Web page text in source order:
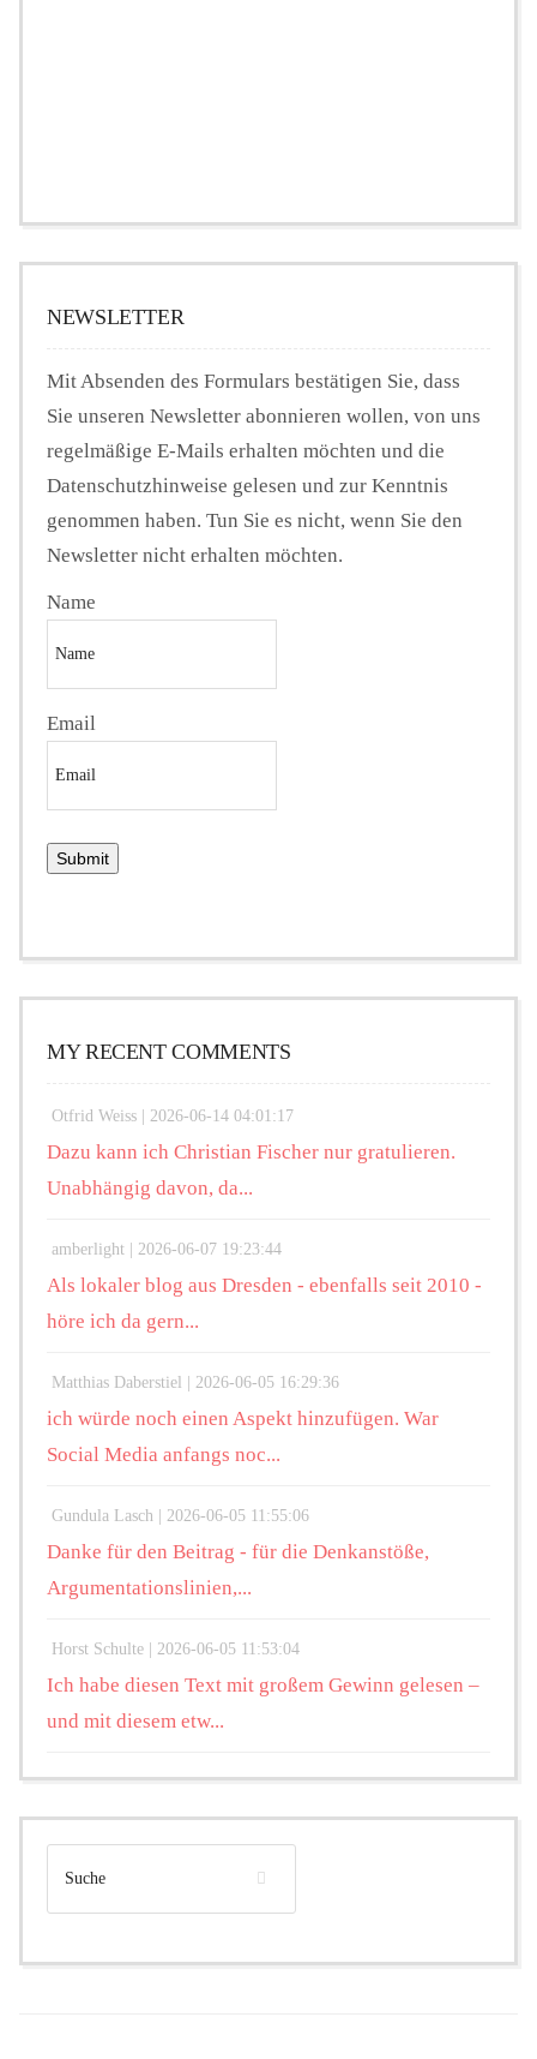
NEWSLETTER
Mit Absenden des Formulars bestätigen Sie, dass
Sie unseren Newsletter abonnieren wollen, von uns
regelmäßige E-Mails erhalten möchten und die
Datenschutzhinweise gelesen und zur Kenntnis
genommen haben. Tun Sie es nicht, wenn Sie den
Newsletter nicht erhalten möchten.
Name
Email
MY RECENT COMMENTS
Otfrid Weiss | 2026-06-14 04:01:17
Dazu kann ich Christian Fischer nur gratulieren.
Unabhängig davon, da...
amberlight | 2026-06-07 19:23:44
Als lokaler blog aus Dresden - ebenfalls seit 2010 -
höre ich da gern...
Matthias Daberstiel | 2026-06-05 16:29:36
ich würde noch einen Aspekt hinzufügen. War
Social Media anfangs noc...
Gundula Lasch | 2026-06-05 11:55:06
Danke für den Beitrag - für die Denkanstöße,
Argumentationslinien,...
Horst Schulte | 2026-06-05 11:53:04
Ich habe diesen Text mit großem Gewinn gelesen –
und mit diesem etw...